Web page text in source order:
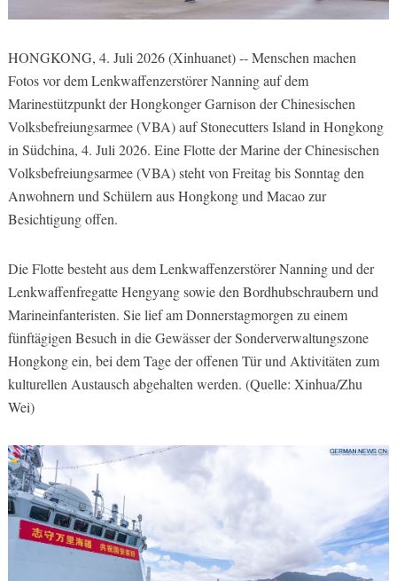
HONGKONG, 4. Juli 2026 (Xinhuanet) -- Menschen machen
Fotos vor dem Lenkwaffenzerstörer Nanning auf dem
Marinestützpunkt der Hongkonger Garnison der Chinesischen
Volksbefreiungsarmee (VBA) auf Stonecutters Island in Hongkong
in Südchina, 4. Juli 2026. Eine Flotte der Marine der Chinesischen
Volksbefreiungsarmee (VBA) steht von Freitag bis Sonntag den
Anwohnern und Schülern aus Hongkong und Macao zur
Besichtigung offen.
Die Flotte besteht aus dem Lenkwaffenzerstörer Nanning und der
Lenkwaffenfregatte Hengyang sowie den Bordhubschraubern und
Marineinfanteristen. Sie lief am Donnerstagmorgen zu einem
fünftägigen Besuch in die Gewässer der Sonderverwaltungszone
Hongkong ein, bei dem Tage der offenen Tür und Aktivitäten zum
kulturellen Austausch abgehalten werden. (Quelle: Xinhua/Zhu
Wei)